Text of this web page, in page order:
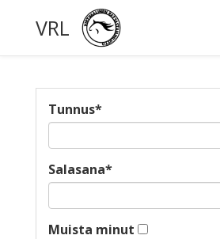
VRL
Tunnus*
Salasana*
Muista minut